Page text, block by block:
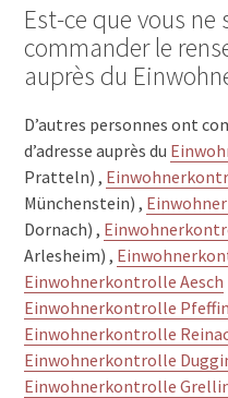
Est-ce que vous
commander le
auprès du
D’autres personnes ont
d’adresse auprès du
Pratteln) ,
Münchenstein) ,
Dornach) ,
Arlesheim) ,
Einwohnerkontrolle Aesch
Einwohnerkontrolle
Einwohnerkontrolle
Einwohnerkontrolle
Einwohnerkontrolle